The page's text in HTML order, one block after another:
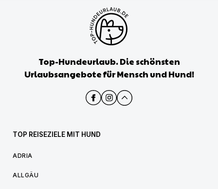
Top-Hundeurlaub. Die schönsten
Urlaubsangebote für Mensch und Hund!
TOP REISEZIELE MIT HUND
ADRIA
ALLGÄU